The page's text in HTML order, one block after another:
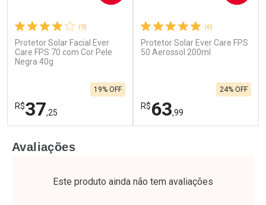
Ativar Desconto
Comprar sem Desconto
Ativar Desconto
(9)
Protetor Solar Facial Ever
Care FPS 70 com Cor Pele
Negra 40g
R$37,25
19% OFF
Laboratório
Por Menos
(6)
Protetor Solar Ever Care FPS
50 Aerossol 200ml
R$63,99
24% OFF
Laboratório
Por Menos
Avaliações
Este produto ainda não tem avaliações